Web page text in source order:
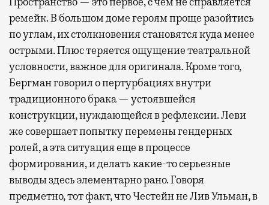
ремейк. В большом доме героям проще разойтись
по углам, их столкновения становятся куда менее
острыми. Плюс теряется ощущение театральной
условности, важное для оригинала. Кроме того,
Бергман говорил о пертурбациях внутри
традиционного брака — устоявшейся
конструкции, нуждающейся в рефлексии. Леви
же совершает попытку перемены гендерных
ролей, а эта ситуация еще в процессе
формирования, и делать какие-то серьезные
выводы здесь элементарно рано. Говоря
предметно, тот факт, что Честейн не Лив Ульман, в